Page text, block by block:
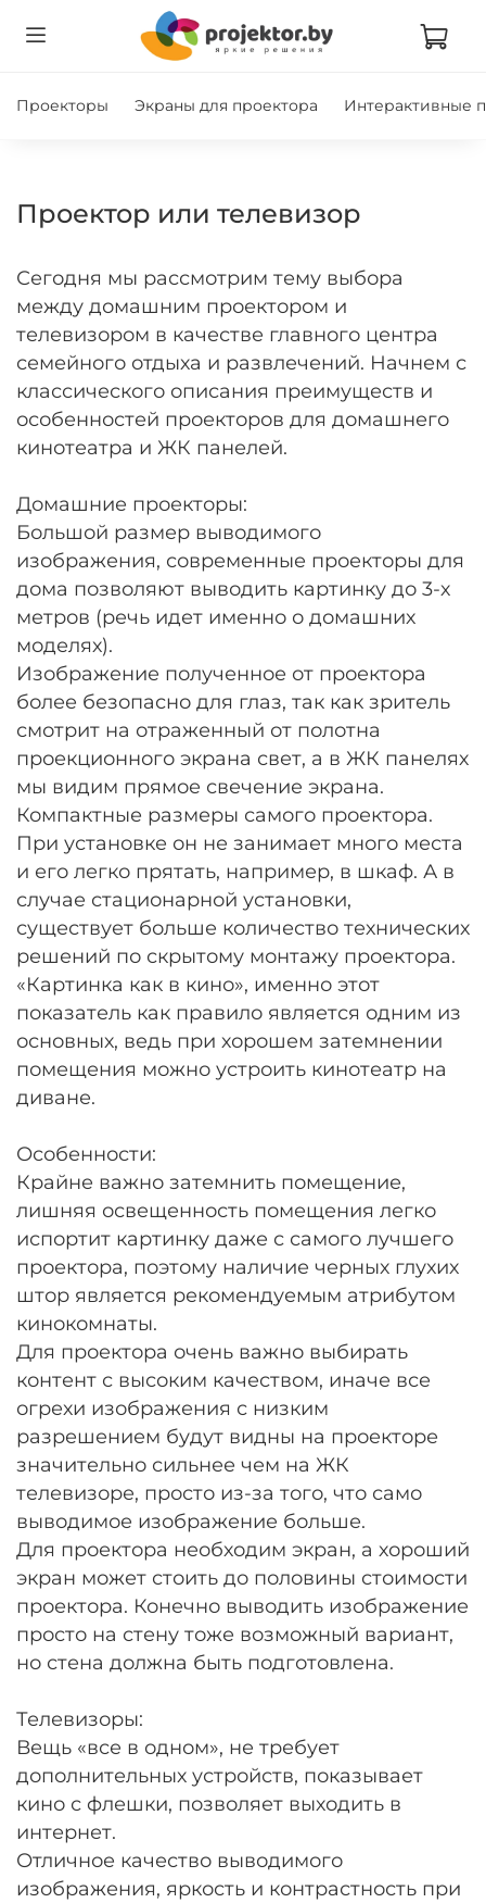
Проекторы Экраны для проектора Интерактивные
Проектор или телевизор
Сегодня мы рассмотрим тему выбора
между домашним проектором и
телевизором в качестве главного центра
семейного отдыха и развлечений. Начнем с
классического описания преимуществ и
особенностей проекторов для домашнего
кинотеатра и ЖК панелей.
Домашние проекторы:
Большой размер выводимого
изображения, современные проекторы для
дома позволяют выводить картинку до 3-х
метров (речь идет именно о домашних
моделях).
Изображение полученное от проектора
более безопасно для глаз, так как зритель
смотрит на отраженный от полотна
проекционного экрана свет, а в ЖК панелях
мы видим прямое свечение экрана.
Компактные размеры самого проектора.
При установке он не занимает много места
и его легко прятать, например, в шкаф. А в
случае стационарной установки,
существует больше количество технических
решений по скрытому монтажу проектора.
«Картинка как в кино», именно этот
показатель как правило является одним из
основных, ведь при хорошем затемнении
помещения можно устроить кинотеатр на
диване.
Особенности:
Крайне важно затемнить помещение,
лишняя освещенность помещения легко
испортит картинку даже с самого лучшего
проектора, поэтому наличие черных глухих
штор является рекомендуемым атрибутом
кинокомнаты.
Для проектора очень важно выбирать
контент с высоким качеством, иначе все
огрехи изображения с низким
разрешением будут видны на проекторе
значительно сильнее чем на ЖК
телевизоре, просто из-за того, что само
выводимое изображение больше.
Для проектора необходим экран, а хороший
экран может стоить до половины стоимости
проектора. Конечно выводить изображение
просто на стену тоже возможный вариант,
но стена должна быть подготовлена.
Телевизоры:
Вещь «все в одном», не требует
дополнительных устройств, показывает
кино с флешки, позволяет выходить в
интернет.
Отличное качество выводимого
изображения, яркость и контрастность при